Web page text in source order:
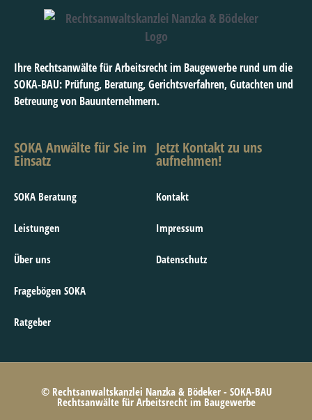
Ihre Rechtsanwälte für Arbeitsrecht im Baugewerbe rund um die
SOKA-BAU: Prüfung, Beratung, Gerichtsverfahren, Gutachten und
Betreuung von Bauunternehmern.
SOKA Anwälte für Sie im
Einsatz
SOKA Beratung
Leistungen
Über uns
Fragebögen SOKA
Ratgeber
Jetzt Kontakt zu uns
aufnehmen!
Kontakt
Impressum
Datenschutz
© Rechtsanwaltskanzlei Nanzka & Bödeker - SOKA-BAU
Rechtsanwälte für Arbeitsrecht im Baugewerbe